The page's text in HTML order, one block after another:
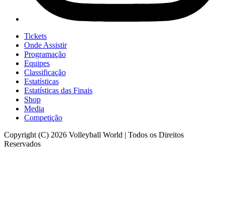
Tickets
Onde Assistir
Programação
Equipes
Classificação
Estatísticas
Estatísticas das Finais
Shop
Media
Competição
Copyright (C) 2026 Volleyball World | Todos os Direitos
Reservados